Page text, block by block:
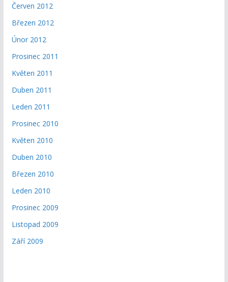
Červen 2012
Březen 2012
Únor 2012
Prosinec 2011
Květen 2011
Duben 2011
Leden 2011
Prosinec 2010
Květen 2010
Duben 2010
Březen 2010
Leden 2010
Prosinec 2009
Listopad 2009
Září 2009